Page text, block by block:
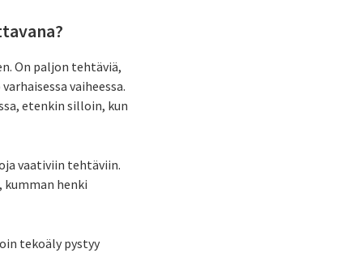
On paljon tehtäviä,
vaiheessa.
etenkin silloin, kun
vaativiin tehtäviin.
henki
tekoäly pystyy